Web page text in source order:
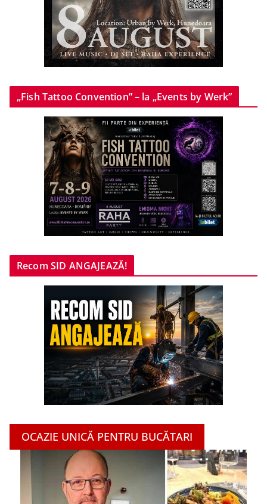
„Fish Tattoo Convention” – la „Events by Werk”
Recom SID ANGAJEAZĂ!
OCAZIE UNICĂ PENTRU BUCĂTARI